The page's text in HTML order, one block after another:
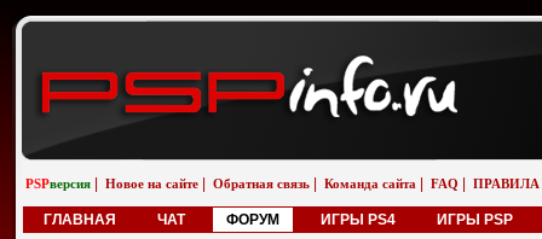
PSPверсия Новое на сайте Обратная связь Команда сайта FAQ ПРАВИЛА
ГЛАВНАЯ ЧАТ ФОРУМ ИГРЫ PS4 ИГРЫ PSP